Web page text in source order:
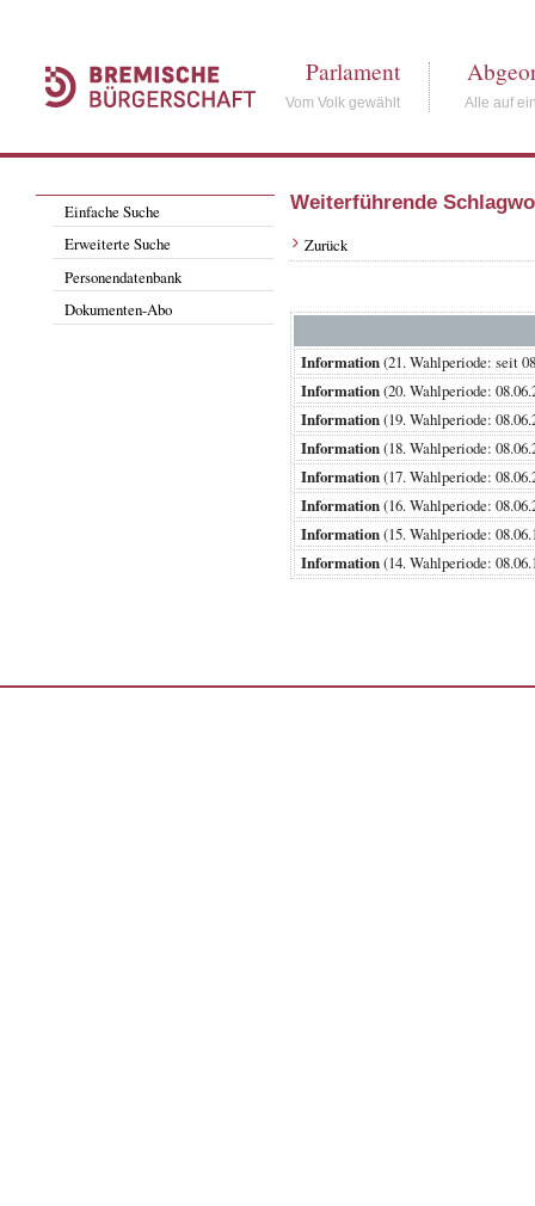
Parlament
Vom Volk gewählt Alle auf
Einfache Suche
Erweiterte Suche
Personendatenbank
Dokumenten-Abo
Weiterführende
Zurück
Information(21. Wahlperiode:
Information(20. Wahlperiode:
Information(19. Wahlperiode:
Information(18. Wahlperiode:
Information(17. Wahlperiode:
Information(16. Wahlperiode:
Information(15. Wahlperiode:
Information(14. Wahlperiode: